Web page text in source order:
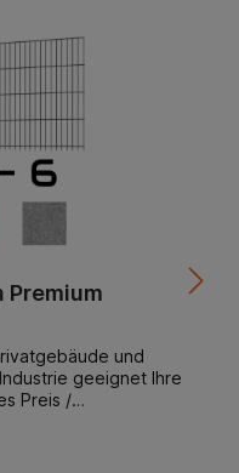
Premium
und
geeignet Ihre
Preis /